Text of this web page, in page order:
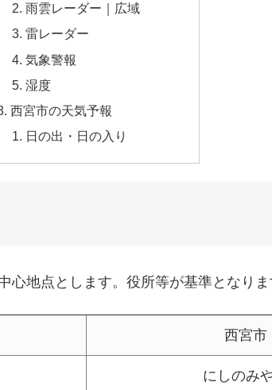
雨雲レーダー｜広域
雷レーダー
気象警報
湿度
西宮市の天気予報
日の出・日の入り
地点とします。役所等が基準となりま
西宮市
にしのみ